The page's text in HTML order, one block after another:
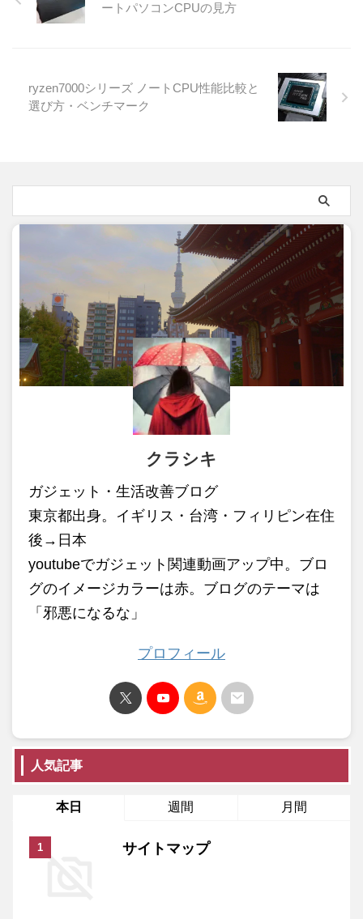
ートパソコンCPUの見方
ryzen7000シリーズ ノートCPU性能比較と
選び方・ベンチマーク
クラシキ
ガジェット・生活改善ブログ
東京都出身。イギリス・台湾・フィリピン在住
後→日本
youtubeでガジェット関連動画アップ中。ブロ
グのイメージカラーは赤。ブログのテーマは
「邪悪になるな」
プロフィール
人気記事
本日 週間 月間
サイトマップ